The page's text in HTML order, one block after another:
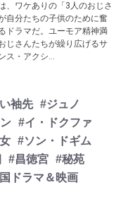
、ワケありの「3人のおじさ
自分たちの子供のために奮
ドラマだ。ユーモア精神満
じさんたちが繰り広げるサ
ス・アクシ...
袖先 #ジュノ
#イ・ドクファ
#ソン・ドギム
#昌徳宮 #秘苑
ドラマ＆映画